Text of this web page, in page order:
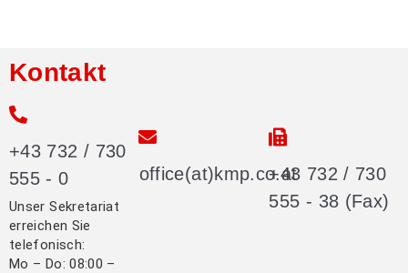
Kontakt
+43 732 / 730
555 - 0
Unser Sekretariat
erreichen Sie
telefonisch:
Mo – Do: 08:00 –
office(at)kmp.co.at+43 732 / 730
555 - 38 (Fax)